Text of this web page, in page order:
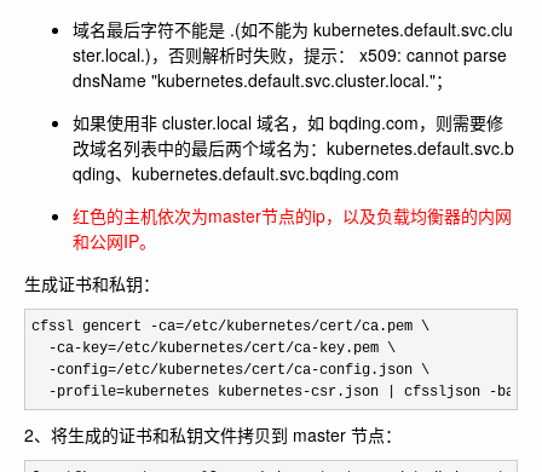
域名最后字符不能是 .(如不能为 kubernetes.default.svc.clu
ster.local.)，否则解析时失败，提示： x509: cannot parse
dnsName "kubernetes.default.svc.cluster.local."；
如果使用非 cluster.local 域名，如 bqding.com，则需要修
改域名列表中的最后两个域名为： kubernetes.default.svc.b
qding、 kubernetes.default.svc.bqding.com
红色的主机依次为master节点的ip，以及负载均衡器的内网
和公网IP。
生成证书和私钥：
cfssl gencert -ca=/etc/kubernetes/cert/ca.pem \
-ca-key=/etc/kubernetes/cert/ca-key.pem \
-config=/etc/kubernetes/cert/ca-config.json \
-profile=kubernetes kubernetes-csr.json | cfssljson -bare
2、将生成的证书和私钥文件拷贝到 master 节点：